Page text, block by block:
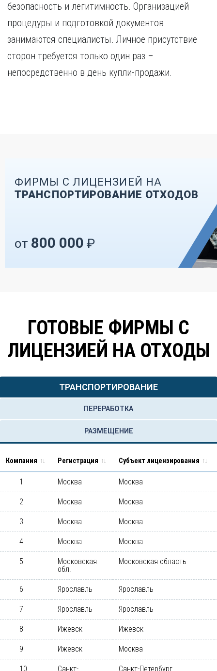
безопасность и легитимность. Организацией
процедуры и подготовкой документов
занимаются специалисты. Личное присутствие
сторон требуется только один раз –
непосредственно в день купли-продажи.
ФИРМЫ С ЛИЦЕНЗИЕЙ НА
ТРАНСПОРТИРОВАНИЕ ОТХОДОВ
от 800 000 ₽
ГОТОВЫЕ ФИРМЫ С
ЛИЦЕНЗИЕЙ НА ОТХОДЫ
ТРАНСПОРТИРОВАНИЕ
ПЕРЕРАБОТКА
РАЗМЕЩЕНИЕ
Компания Регистрация Субъект лицензирования
1 Москва Москва
2 Москва Москва
3 Москва Москва
4 Москва Москва
5
Московская
обл.
Московская область
6 Ярославль Ярославль
7 Ярославль Ярославль
8 Ижевск Ижевск
9 Ижевск Москва
10 Санкт- Санкт-Петербург